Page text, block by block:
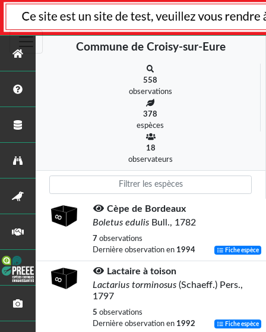
Commune de Croisy-sur-Eure
558
observations
378
espèces
18
observateurs
Cèpe de Bordeaux
Boletus edulis Bull., 1782
7 observations
Dernière observation en 1994 Fiche espèce
Lactaire à toison
Lactarius torminosus (Schaeff.) Pers.,
1797
5 observations
Dernière observation en 1992 Fiche espèce